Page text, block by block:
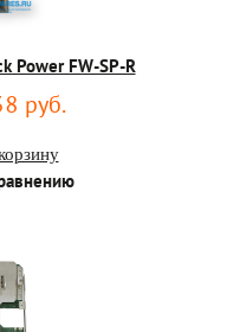
Power FW-­SP­-R
руб.